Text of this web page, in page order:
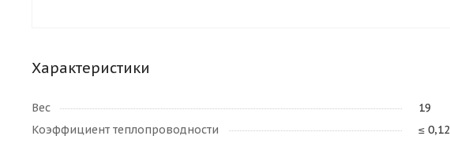
Характеристики
Вес
19
Коэффициент теплопроводности
≤ 0,12